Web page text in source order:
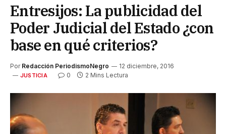
Entresijos: La publicidad del
Poder Judicial del Estado ¿con
base en qué criterios?
Por Redacción PeriodismoNegro 12 diciembre, 2016
JUSTICIA 0 2 Mins Lectura